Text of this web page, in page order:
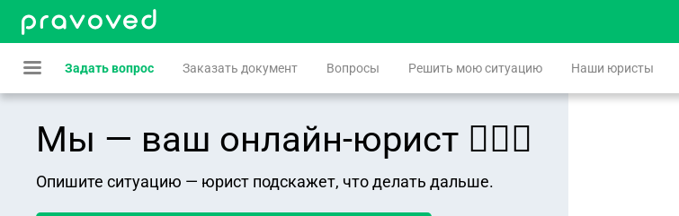
Задать вопрос Заказать документ Вопросы Решить мою ситуацию Наши юристы
Мы — ваш онлайн-юрист 👨🏻‍⚖️
Опишите ситуацию — юрист подскажет, что делать дальше.